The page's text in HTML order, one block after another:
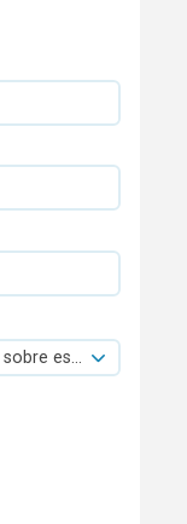
esta viatura.